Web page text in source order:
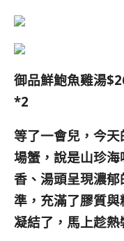
御品鮮鮑魚雞湯
*2
等了一會兒，今
場蟹，說是山珍
香、湯頭呈現濃
準，充滿了膠質
凝結了，馬上趁